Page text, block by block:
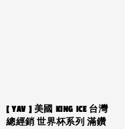
[ YAV ] 美國 KING ICE 台灣
總經銷 世界杯系列 滿鑽